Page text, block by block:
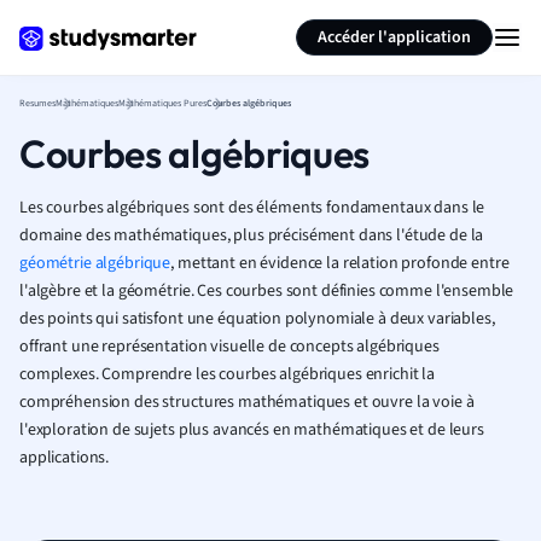
Accéder l'application
ResumesMathématiquesMathématiques PuresCourbes algébriques
Courbes algébriques
Les courbes algébriques sont des éléments fondamentaux dans le
domaine des mathématiques, plus précisément dans l'étude de la
géométrie algébrique, mettant en évidence la relation profonde entre
l'algèbre et la géométrie. Ces courbes sont définies comme l'ensemble
des points qui satisfont une équation polynomiale à deux variables,
offrant une représentation visuelle de concepts algébriques
complexes. Comprendre les courbes algébriques enrichit la
compréhension des structures mathématiques et ouvre la voie à
l'exploration de sujets plus avancés en mathématiques et de leurs
applications.
Résumer la page